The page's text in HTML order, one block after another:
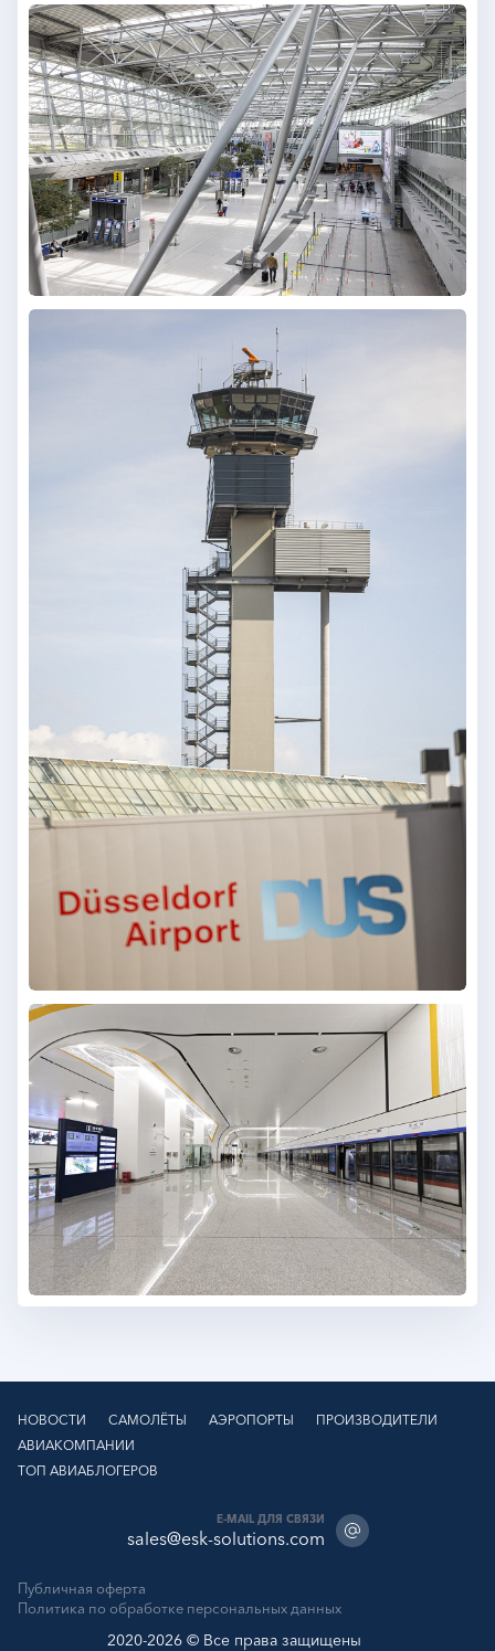
Публичная оферта
Политика по обработке персональных данных
2020-2026 © Все права защищены
НОВОСТИ САМОЛЁТЫ АЭРОПОРТЫ
ПРОИЗВОДИТЕЛИ
АВИАКОМПАНИИ
ТОП АВИАБЛОГЕРОВ
E-MAIL ДЛЯ СВЯЗИ
sales@esk-solutions.com